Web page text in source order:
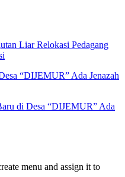
Liar Relokasi Pedagang
“DIJEMUR” Ada Jenazah
di Desa “DIJEMUR” Ada
menu and assign it to